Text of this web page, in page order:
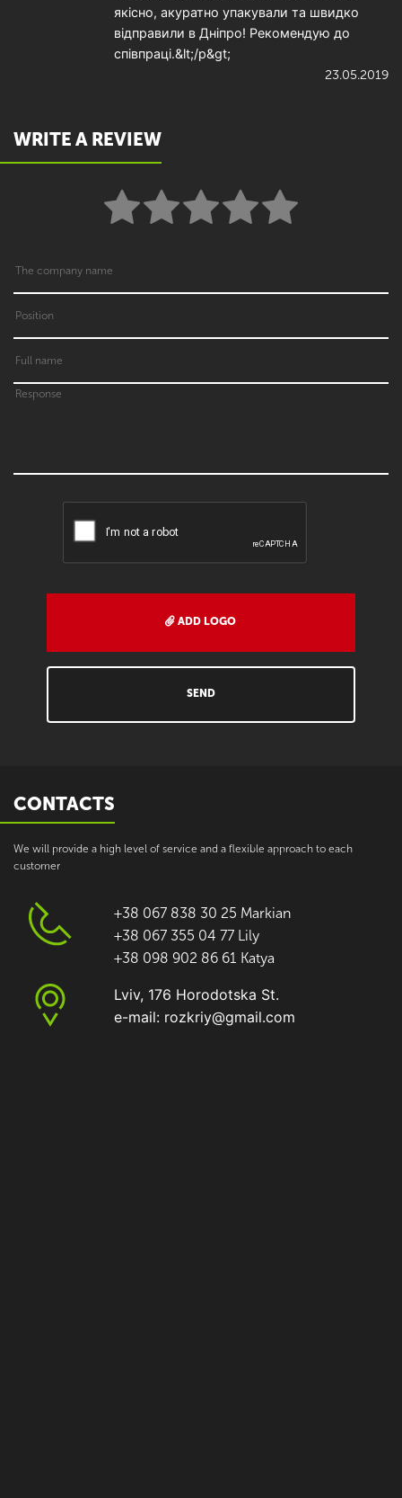
якісно, акуратно упакували та швидко
відправили в Дніпро! Рекомендую до
співпраці.&lt;/p&gt;
23.05.2019
WRITE A REVIEW
ADD LOGO
SEND
CONTACTS
We will provide a high level of service and a flexible approach to each
customer
+38 067 838 30 25 Markian
+38 067 355 04 77 Lily
+38 098 902 86 61 Katya
Lviv, 176 Horodotska St.
e-mail: rozkriy@gmail.com